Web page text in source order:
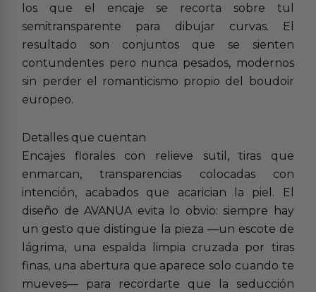
los que el encaje se recorta sobre tul
semitransparente para dibujar curvas. El
resultado son conjuntos que se sienten
contundentes pero nunca pesados, modernos
sin perder el romanticismo propio del boudoir
europeo.
Detalles que cuentan
Encajes florales con relieve sutil, tiras que
enmarcan, transparencias colocadas con
intención, acabados que acarician la piel. El
diseño de AVANUA evita lo obvio: siempre hay
un gesto que distingue la pieza —un escote de
lágrima, una espalda limpia cruzada por tiras
finas, una abertura que aparece solo cuando te
mueves— para recordarte que la seducción